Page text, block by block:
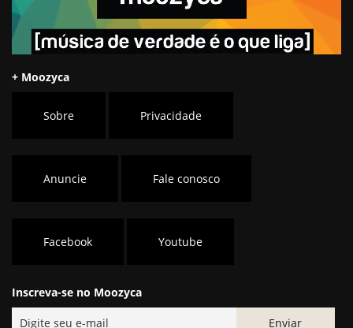
+ Moozyca
Sobre Privacidade
Anuncie Fale conosco
Facebook Youtube
Inscreva-se no Moozyca